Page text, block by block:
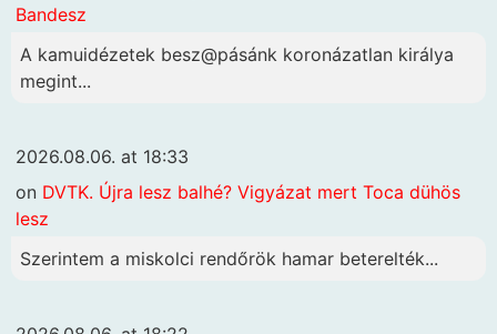
Bandesz
A kamuidézetek besz@pásánk koronázatlan királya
megint...
2026.08.06. at 18:33
on DVTK. Újra lesz balhé? Vigyázat mert Toca dühös
lesz
Szerintem a miskolci rendőrök hamar beterelték...